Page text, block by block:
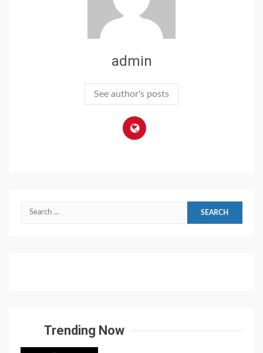
admin
See author's posts
Search
Trending Now